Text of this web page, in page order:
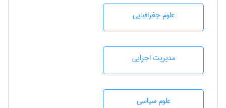
علوم جغرافيايی
مديريت اجرايی
علوم سياسی